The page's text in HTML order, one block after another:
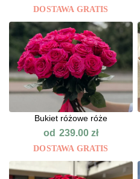
DOSTAWA GRATIS
Bukiet różowe róże
od 239.00 zł
DOSTAWA GRATIS